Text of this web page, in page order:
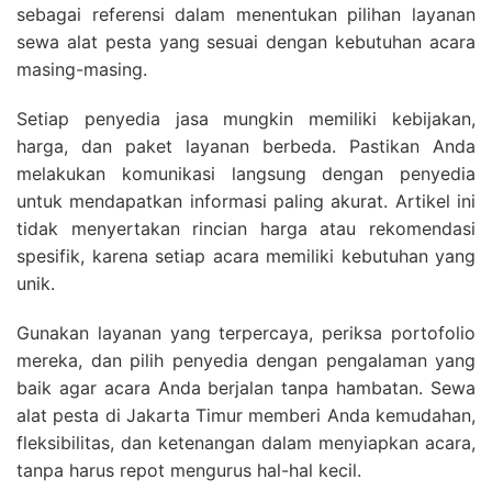
sebagai referensi dalam menentukan pilihan layanan
sewa alat pesta yang sesuai dengan kebutuhan acara
masing-masing.
Setiap penyedia jasa mungkin memiliki kebijakan,
harga, dan paket layanan berbeda. Pastikan Anda
melakukan komunikasi langsung dengan penyedia
untuk mendapatkan informasi paling akurat. Artikel ini
tidak menyertakan rincian harga atau rekomendasi
spesifik, karena setiap acara memiliki kebutuhan yang
unik.
Gunakan layanan yang terpercaya, periksa portofolio
mereka, dan pilih penyedia dengan pengalaman yang
baik agar acara Anda berjalan tanpa hambatan. Sewa
alat pesta di Jakarta Timur memberi Anda kemudahan,
fleksibilitas, dan ketenangan dalam menyiapkan acara,
tanpa harus repot mengurus hal-hal kecil.